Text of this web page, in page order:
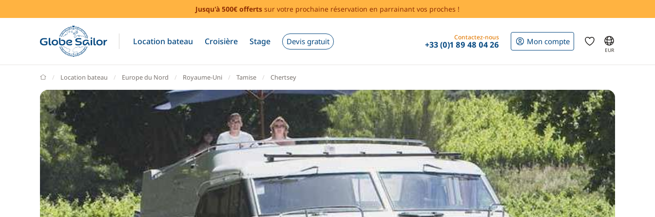
Jusqu'à 500€ offerts sur votre prochaine réservation en parrainant vos proches !
Location bateau Croisière Stage Devis gratuit Contactez-nous
+33 (0)1 89 48 04 26 Mon compte
EUR
GlobeSailor
Location bateau Europe du Nord Royaume-Uni Tamise Chertsey